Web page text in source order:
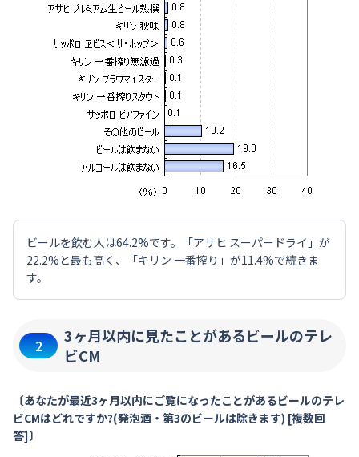
ビールを飲む人は64.2%です。「アサヒ スーパードライ」が
22.2%と最も高く、「キリン 一番搾り」が11.4%で続きま
す。
2
3ヶ月以内に見たことがあるビールのテレ
ビCM
〔あなたが最近3ヶ月以内にご覧になったことがあるビールのテレ
ビCMはどれですか?(発泡酒・第3のビールは除きます) [複数回
答]〕